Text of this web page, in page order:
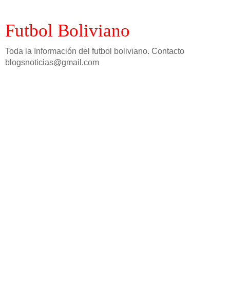
Futbol Boliviano
Toda la Información del futbol boliviano. Contacto
blogsnoticias@gmail.com